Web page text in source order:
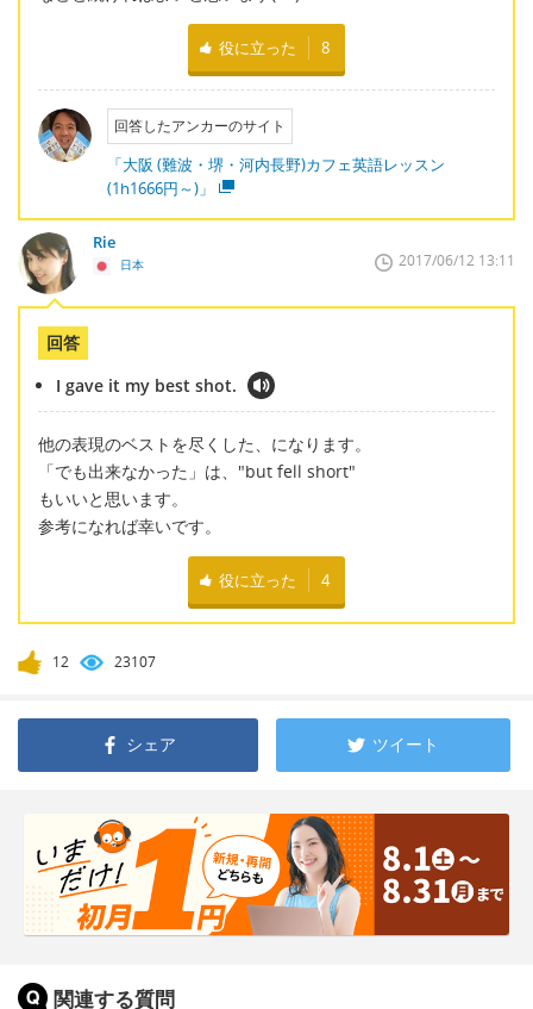
役に立った 8
回答したアンカーのサイト
「大阪 (難波・堺・河内長野)カフェ英語レッスン
(1h1666円～)」
Rie
日本 2017/06/12 13:11
回答
I gave it my best shot.
他の表現のベストを尽くした、になります。
「でも出来なかった」は、"but fell short"
もいいと思います。
参考になれば幸いです。
役に立った 4
12 23107
シェア ツイート
関連する質問